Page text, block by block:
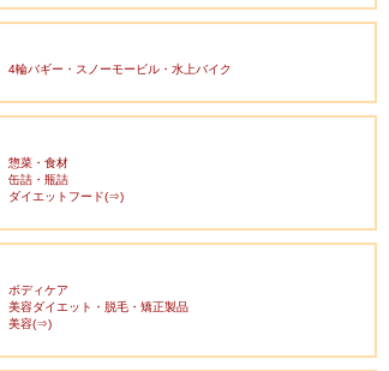
4輪バギー・スノーモービル・水上バイク
惣菜・食材
缶詰・瓶詰
ダイエットフード(⇒)
ボディケア
美容ダイエット・脱毛・矯正製品
美容(⇒)